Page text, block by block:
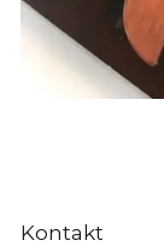
Kontakt